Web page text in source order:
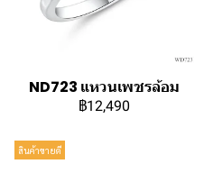
ND723 แหวนเพชรล้อม
฿12,490
สินค้าขายดี